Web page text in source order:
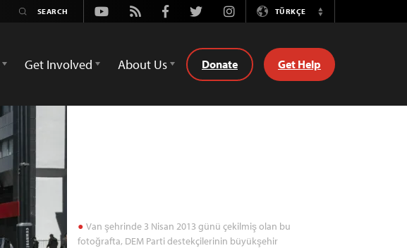
Youtube
Rss FacebookTwitterInstagramTÜRKÇE
Switch
Get Involved About Us Donate Get Help
Van şehrinde 3 Nisan 2013 günü çekilmiş olan bu
fotoğrafta, DEM Parti destekçilerinin büyükşehir